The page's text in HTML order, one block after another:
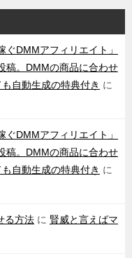
DMMアフィリエイト」
稿。DMMの商品に合わせ
自動生成の特典付き に
DMMアフィリエイト」
稿。DMMの商品に合わせ
自動生成の特典付き に
る方法 に 賢威と言えばマ